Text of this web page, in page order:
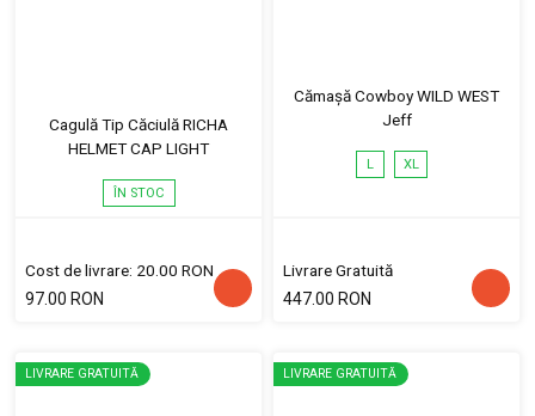
Cagulă Tip Căciulă RICHA
HELMET CAP LIGHT
ÎN STOC
Cost de livrare: 20.00 RON
97.00 RON
Cămașă Cowboy WILD WEST
Jeff
L XL
Livrare Gratuită
447.00 RON
LIVRARE GRATUITĂ LIVRARE GRATUITĂ